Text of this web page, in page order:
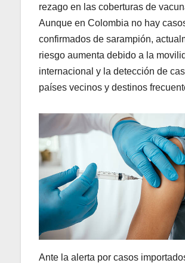
rezago en las coberturas de
Aunque en Colombia no hay
confirmados de sarampión,
riesgo aumenta debido a la
internacional y la detección de
países vecinos y destinos
Ante la alerta por casos